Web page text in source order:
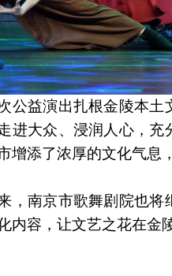
公益演出扎根金陵本
进大众、浸润人心，
增添了浓厚的文化气息
，南京市歌舞剧院也
内容，让文艺之花在金